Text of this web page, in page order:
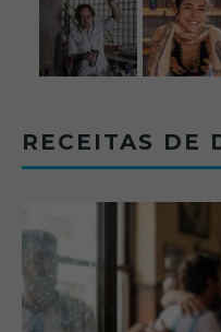
RECEITAS DE